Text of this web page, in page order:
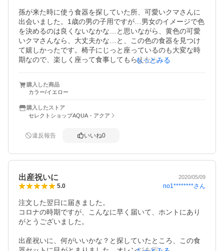
孫が来た時に使う食器を探していた所、可愛いクマさんに
出会いました。1歳の男の子用ですが…男女のイメージで色
を決めるのは良くないなかな…と思いながら、黄色の可愛
いクマさんなら、大丈夫かな…と、この色の食器を見つけ
て嬉しかったです。椅子にじっと座っているのも大変な時
期なので、楽しく座って食事してもらえたら…と思いま
べた後の食器を叩いたり、自分で、質感や音等、直接確か
めたい時期なので、良質な物で、割れずに安心して使える
物を探していたので、ピッタリです。ありがとうございま
した。
もっとみる
購入した商品
カラー/イエロー
購入したストア
セレクトショップAQUA・アクア
違反報告 いいね0
出産祝いに 2020/05/09
5.0 no1********さん
注文した翌日に届きました。
コロナの時期ですが、こんなに早く届いて、ホントにあり
がとうございました。
出産祝いに、何がいいかな？と探していたところ、この食